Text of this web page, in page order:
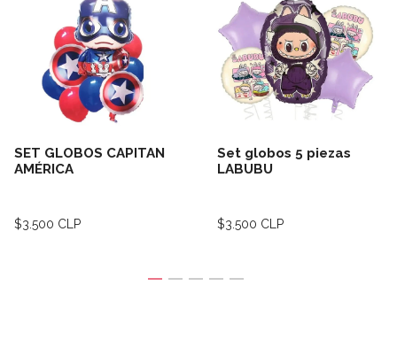
SET GLOBOS CAPITAN
AMÉRICA
$3.500 CLP
Set globos 5 piezas
LABUBU
$3.500 CLP